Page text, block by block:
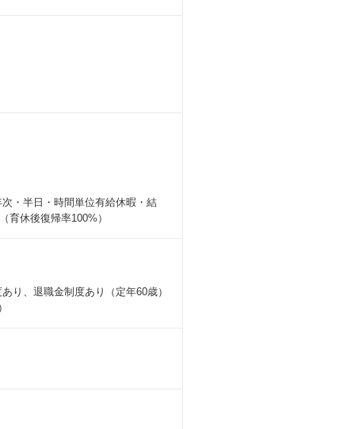
・半日・時間単位有給休暇・結
休後復帰率100%）
り、退職金制度あり（定年60歳）